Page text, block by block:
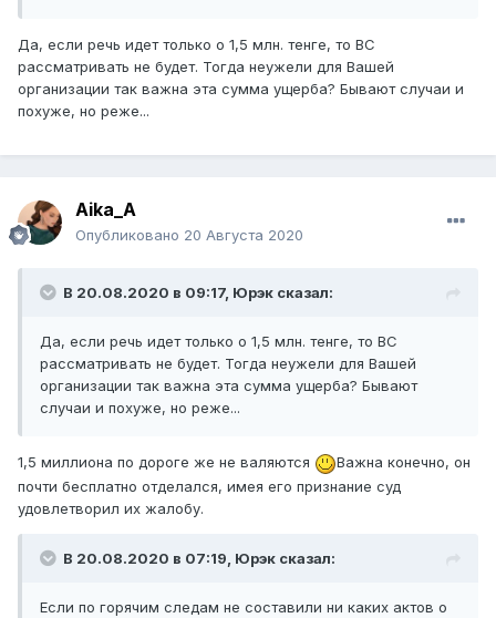
Да, если речь идет только о 1,5 млн. тенге, то ВС
рассматривать не будет. Тогда неужели для Вашей
организации так важна эта сумма ущерба? Бывают случаи и
похуже, но реже...
Aika_A
Опубликовано 20 Августа 2020
В 20.08.2020 в 09:17, Юрэк сказал:
Да, если речь идет только о 1,5 млн. тенге, то ВС
рассматривать не будет. Тогда неужели для Вашей
организации так важна эта сумма ущерба? Бывают
случаи и похуже, но реже...
1,5 миллиона по дороге же не валяются
Важна конечно, он
почти бесплатно отделался, имея его признание суд
удовлетворил их жалобу.
В 20.08.2020 в 07:19, Юрэк сказал:
Если по горячим следам не составили ни каких актов о